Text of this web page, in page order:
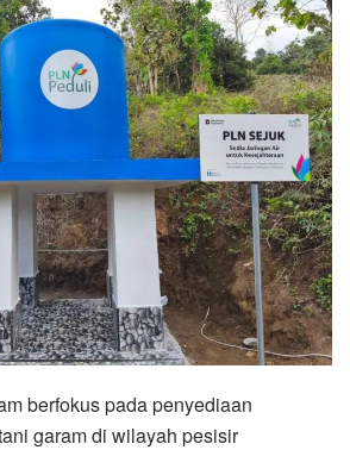
berfokus pada penyediaan
garam di wilayah pesisir